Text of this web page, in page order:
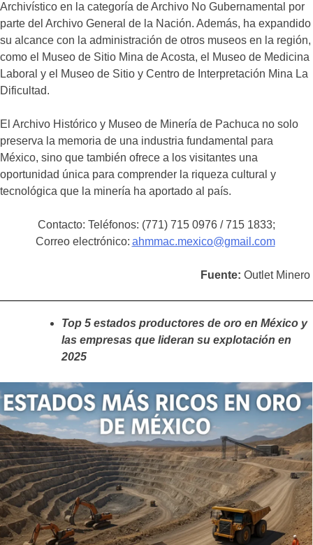
Archivístico en la categoría de Archivo No Gubernamental por
parte del Archivo General de la Nación. Además, ha expandido
su alcance con la administración de otros museos en la región,
como el Museo de Sitio Mina de Acosta, el Museo de Medicina
Laboral y el Museo de Sitio y Centro de Interpretación Mina La
Dificultad.
El Archivo Histórico y Museo de Minería de Pachuca no solo
preserva la memoria de una industria fundamental para
México, sino que también ofrece a los visitantes una
oportunidad única para comprender la riqueza cultural y
tecnológica que la minería ha aportado al país.
Contacto: Teléfonos: (771) 715 0976 / 715 1833;
Correo electrónico: ahmmac.mexico@gmail.com
Fuente: Outlet Minero
Top 5 estados productores de oro en México y
las empresas que lideran su explotación en
2025